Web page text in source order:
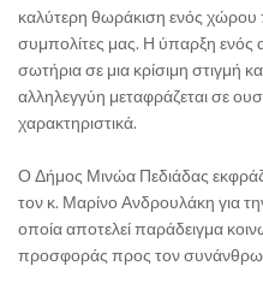
καλύτερη θωράκιση ενός χώρου
συμπολίτες μας. Η ύπαρξη ενός
σωτήρια σε μια κρίσιμη στιγμή
αλληλεγγύη μεταφράζεται σε
χαρακτηριστικά.
Ο Δήμος Μινώα Πεδιάδας
τον κ. Μαρίνο Ανδρουλάκη για
οποία αποτελεί παράδειγμα
προσφοράς προς τον